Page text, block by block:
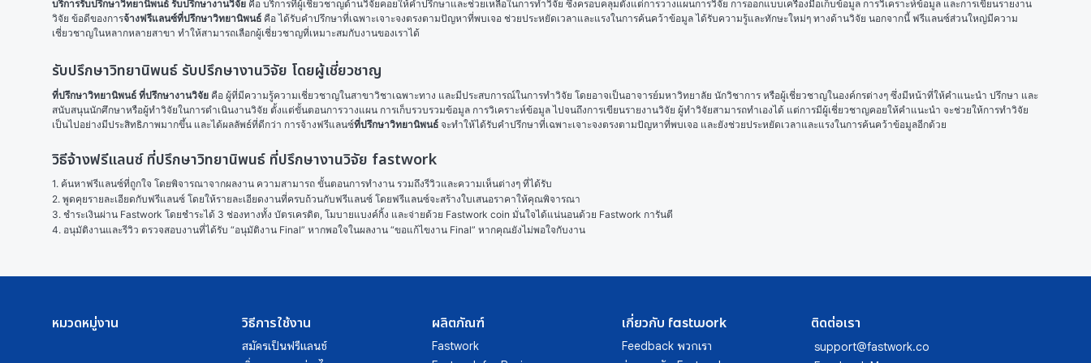
บริการรับปรึกษาวิทยานิพนธ์ รับปรึกษางานวิจัย คือ บริการที่ผู้เชี่ยวชาญด้านวิจัยคอยให้คำปรึกษาและช่วยเหลือในการทำวิจัย ซึ่งครอบคลุมตั้งแต่การวางแผนการวิจัย การออกแบบเครื่องมือเก็บข้อมูล การวิเคราะห์ข้อมูล และการเขียนรายงาน
วิจัย ข้อดีของการจ้างฟรีแลนซ์ที่ปรึกษาวิทยานิพนธ์ คือ ได้รับคำปรึกษาที่เฉพาะเจาะจงตรงตามปัญหาที่พบเจอ ช่วยประหยัดเวลาและแรงในการค้นคว้าข้อมูล ได้รับความรู้และทักษะใหม่ๆ ทางด้านวิจัย นอกจากนี้ ฟรีแลนซ์ส่วนใหญ่มีความ
เชี่ยวชาญในหลากหลายสาขา ทำให้สามารถเลือกผู้เชี่ยวชาญที่เหมาะสมกับงานของเราได้
รับปรึกษาวิทยานิพนธ์ รับปรึกษางานวิจัย โดยผู้เชี่ยวชาญ
ที่ปรึกษาวิทยานิพนธ์ ที่ปรึกษางานวิจัย คือ ผู้ที่มีความรู้ความเชี่ยวชาญในสาขาวิชาเฉพาะทาง และมีประสบการณ์ในการทำวิจัย โดยอาจเป็นอาจารย์มหาวิทยาลัย นักวิชาการ หรือผู้เชี่ยวชาญในองค์กรต่างๆ ซึ่งมีหน้าที่ให้คำแนะนำ ปรึกษา และ
สนับสนุนนักศึกษาหรือผู้ทำวิจัยในการดำเนินงานวิจัย ตั้งแต่ขั้นตอนการวางแผน การเก็บรวบรวมข้อมูล การวิเคราะห์ข้อมูล ไปจนถึงการเขียนรายงานวิจัย ผู้ทำวิจัยสามารถทำเองได้ แต่การมีผู้เชี่ยวชาญคอยให้คำแนะนำ จะช่วยให้การทำวิจัย
เป็นไปอย่างมีประสิทธิภาพมากขึ้น และได้ผลลัพธ์ที่ดีกว่า การจ้างฟรีแลนซ์ที่ปรึกษาวิทยานิพนธ์ จะทำให้ได้รับคำปรึกษาที่เฉพาะเจาะจงตรงตามปัญหาที่พบเจอ และยังช่วยประหยัดเวลาและแรงในการค้นคว้าข้อมูลอีกด้วย
วิธีจ้างฟรีแลนซ์ ที่ปรึกษาวิทยานิพนธ์ ที่ปรึกษางานวิจัย fastwork
1. ค้นหาฟรีแลนซ์ที่ถูกใจ โดยพิจารณาจากผลงาน ความสามารถ ขั้นตอนการทำงาน รวมถึงรีวิวและความเห็นต่างๆ ที่ได้รับ
2. พูดคุยรายละเอียดกับฟรีแลนซ์ โดยให้รายละเอียดงานที่ครบถ้วนกับฟรีแลนซ์ โดยฟรีแลนซ์จะสร้างใบเสนอราคาให้คุณพิจารณา
3. ชำระเงินผ่าน Fastwork โดยชำระได้ 3 ช่องทางทั้ง บัตรเครดิต, โมบายแบงค์กิ้ง และจ่ายด้วย Fastwork coin มั่นใจได้แน่นอนด้วย Fastwork การันตี
4. อนุมัติงานและรีวิว ตรวจสอบงานที่ได้รับ “อนุมัติงาน Final” หากพอใจในผลงาน “ขอแก้ไขงาน Final” หากคุณยังไม่พอใจกับงาน
หมวดหมู่งาน วิธีการใช้งาน
สมัครเป็นฟรีแลนซ์
ผลิตภัณฑ์
Fastwork
เกี่ยวกับ fastwork
Feedback พวกเรา
ติดต่อเรา
support@fastwork.co